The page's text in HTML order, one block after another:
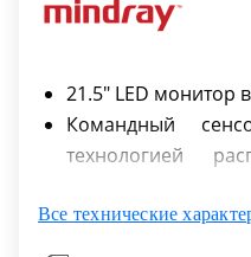
21.5" LED монитор
Командный
технологией
Панель
Все технические